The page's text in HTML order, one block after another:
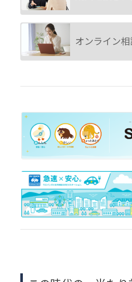
オンライン